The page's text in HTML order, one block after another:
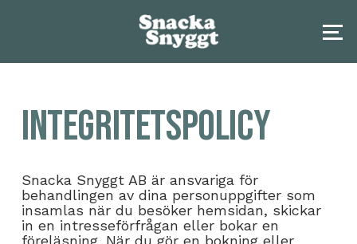
Integritetspolicy
Snacka Snyggt AB är ansvariga för
behandlingen av dina personuppgifter som
insamlas när du besöker hemsidan, skickar
in en intresseförfrågan eller bokar en
föreläsning. När du gör en bokning eller